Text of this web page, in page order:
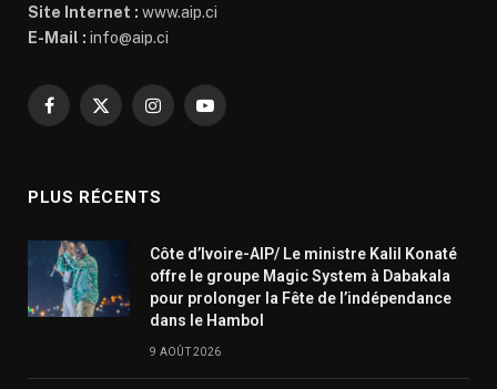
Site Internet : www.aip.ci
E-Mail : info@aip.ci
Facebook
X
InstagramYouTube
PLUS RÉCENTS
Côte d’Ivoire-AIP/ Le ministre Kalil Konaté
offre le groupe Magic System à Dabakala
pour prolonger la Fête de l’indépendance
dans le Hambol
9 AOÛT 2026